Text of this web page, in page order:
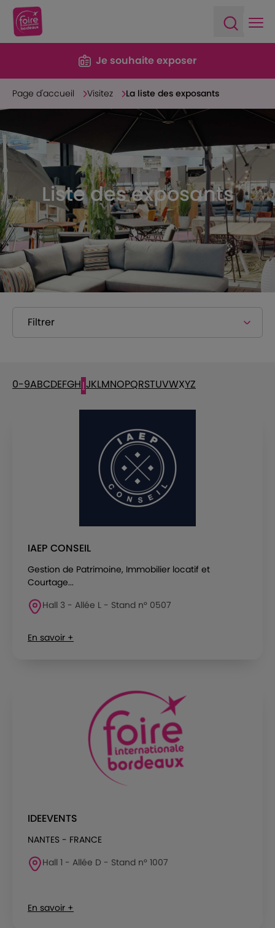
Je souhaite exposer
Page d'accueil Visitez La liste des exposants
Liste des exposants
Filtrer
0-9ABCDEFGHIJKLMNOPQRSTUVWXYZ
IAEP CONSEIL
Gestion de Patrimoine, Immobilier locatif et
Courtage...
Hall 3 - Allée L - Stand n° 0507
En savoir +
IDEEVENTS
NANTES - FRANCE
Hall 1 - Allée D - Stand n° 1007
En savoir +